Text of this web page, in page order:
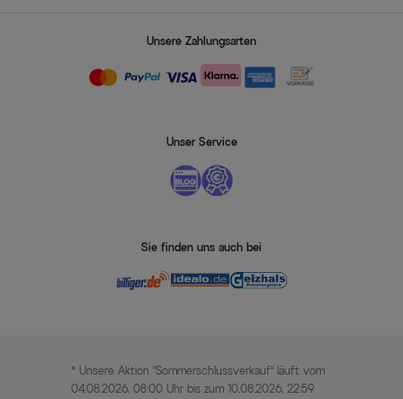
Unsere Zahlungsarten
Unser Service
Sie finden uns auch bei
* Unsere Aktion „Sommerschlussverkauf“ läuft vom
04.08.2026, 08:00 Uhr bis zum 10.08.2026, 22:59